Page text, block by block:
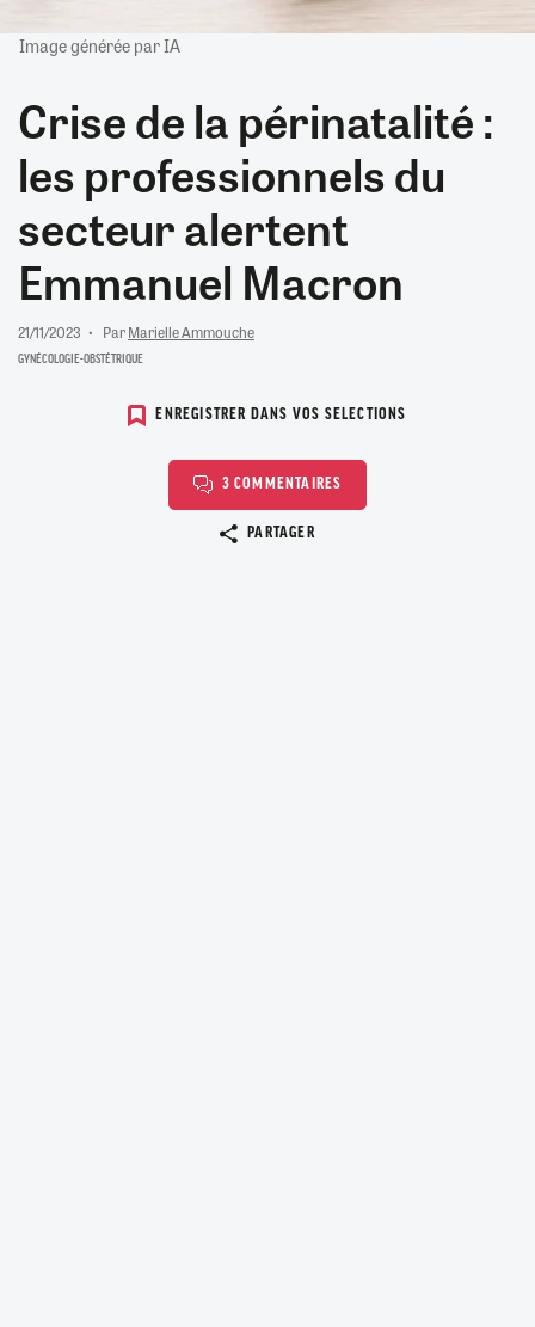
Image générée par IA
Crise de la périnatalité :
les professionnels du
secteur alertent
Emmanuel Macron
21/11/2023 ParMarielle Ammouche
GYNÉCOLOGIE-OBSTÉTRIQUE
ENREGISTRER DANS VOS SELECTIONS
3 COMMENTAIRES
PARTAGER